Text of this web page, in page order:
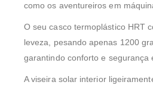
como os aventureiros em
O seu casco termoplástico HRT
leveza, pesando apenas 1200
garantindo conforto e segurança
A viseira solar interior